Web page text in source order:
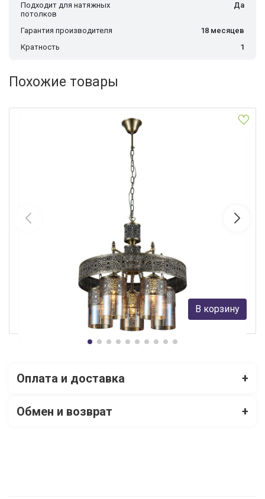
Подходит для натяжных
потолков
Да
Гарантия производителя
18 месяцев
Кратность
1
Похожие товары
Подвесная люстра Citilux Эмир CL467153
В корзину
Оплата и доставка +
Обмен и возврат +